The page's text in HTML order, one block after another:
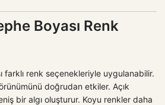
Boyası Renk
farklı renk seçenekleriyle uygulanabilir.
doğrudan etkiler. Açık
bir algı oluşturur. Koyu renkler daha